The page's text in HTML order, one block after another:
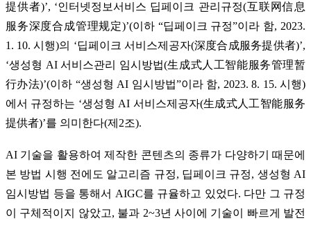
提供者)’, ‘인터넷정보서비스 딥페이크 관리규정(互联网信息
服务深度合成管理规定)’(이하 “딥페이크 규정”이라 함, 2023.
1. 10. 시행)의 ‘딥페이크 서비스제공자(深度合成服务提供者)’,
‘생성형 AI 서비스관리 임시방법(生成式人工智能服务管理暂
行办法)’(이하 “생성형 AI 임시방법”이라 함, 2023. 8. 15. 시행)
에서 규정하는 ‘생성형 AI 서비스제공자(生成式人工智能服务
提供者)’를 의미한다(제2조).
AI 기술을 활용하여 제작한 콘텐츠의 종류가 다양하기 때문에
본 방법 시행 전에도 알고리즘 규정, 딥페이크 규정, 생성형 AI
임시방법 등을 통해서 AIGC를 규율하고 있었다. 다만 그 규정
이 구체적이지 않았고, 불과 2~3년 사이에 기술이 빠르게 발전